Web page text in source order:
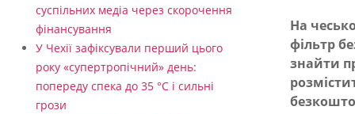
Г
о
т
На
фільтр
знайти
суспільних медіа через скорочення
фінансування
У Чехії зафіксували перший цього
року «супертропічний» день:
попереду спека до 35 °C і сильні
грози